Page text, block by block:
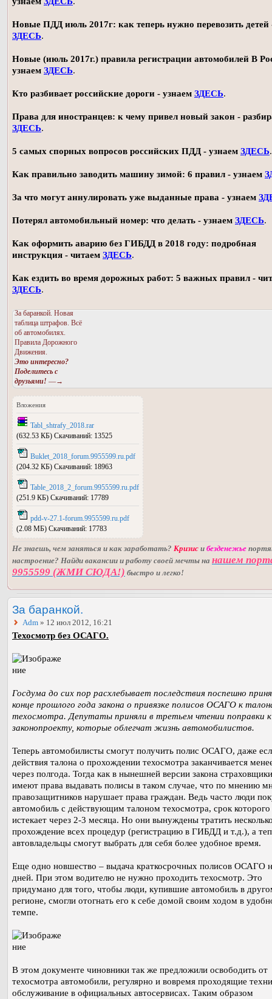
Новые ПДД июль 2017г: как теперь нужно перевозить детей
ЗДЕСЬ.
Новые (июль 2017г.) правила регистрации автомобилей В
узнаем ЗДЕСЬ.
Кто разбивает российские дороги - узнаем ЗДЕСЬ.
Права для иностранцев: к чему привел новый закон -
ЗДЕСЬ.
5 самых спорных вопросов российских ПДД - узнаем ЗДЕСЬ.
Как правильно заводить машину зимой: 6 правил - узнаем
За что могут аннулировать уже выданные права - узнаем
Потерял автомобильный номер: что делать - узнаем ЗДЕСЬ.
Как оформить аварию без ГИБДД в 2018 году: подробная
инструкция - читаем ЗДЕСЬ.
Как ездить во время дорожных работ: 5 важных правил -
ЗДЕСЬ.
За баранкой. Новая
таблица штрафов. Всё
об автомобилях.
Правила Дорожного
Движения.
Это интересно?
Поделитесь с
друзьями! —→
Вложения
Tabl_shtrafy_2018.rar
(632.53 КБ) Скачиваний: 13525
Buklet_2018_forum.9955599.ru.pdf
(204.32 КБ) Скачиваний: 18963
Table_2018_2_forum.9955599.ru.pdf
(251.9 КБ) Скачиваний: 17789
pdd-v-27.1-forum.9955599.ru.pdf
(2.08 МБ) Скачиваний: 17783
Не знаешь, чем заняться и как заработать? Кризис и безденежье
настроение? Найди вакансии и работу своей мечты на нашем
9955599 (ЖМИ СЮДА!) быстро и легко!
За баранкой.
Adm » 12 июл 2012, 16:21
Техосмотр без ОСАГО.
Госдума до сих пор расхлебывает последствия поспешно
конце прошлого года закона о привязке полисов ОСАГО к
техосмотра. Депутаты приняли в третьем чтении поправки к
законопроекту, которые облегчат жизнь автомобилистов.
Теперь автомобилисты смогут получить полис ОСАГО, даже
действия талона о прохождении техосмотра заканчивается
через полгода. Тогда как в нынешней версии закона
имеют права выдавать полисы в таком случае, что по мнению
правозащитников нарушает права граждан. Ведь часто люди
автомобиль с действующим талоном техосмотра, срок которого
истекает через 2-3 месяца. Но они вынуждены тратить
прохождение всех процедур (регистрацию в ГИБДД и т.д.), а
автовладельцы смогут выбрать для себя более удобное время.
Еще одно новшество – выдача краткосрочных полисов ОСАГО
дней. При этом водителю не нужно проходить техосмотр. Это
придумано для того, чтобы люди, купившие автомобиль в
регионе, смогли отогнать его к себе домой своим ходом в
темпе.
В этом документе чиновники так же предложили освободить от
техосмотра автомобили, регулярно и вовремя проходящие
обслуживание в официальных автосервисах. Таким образом